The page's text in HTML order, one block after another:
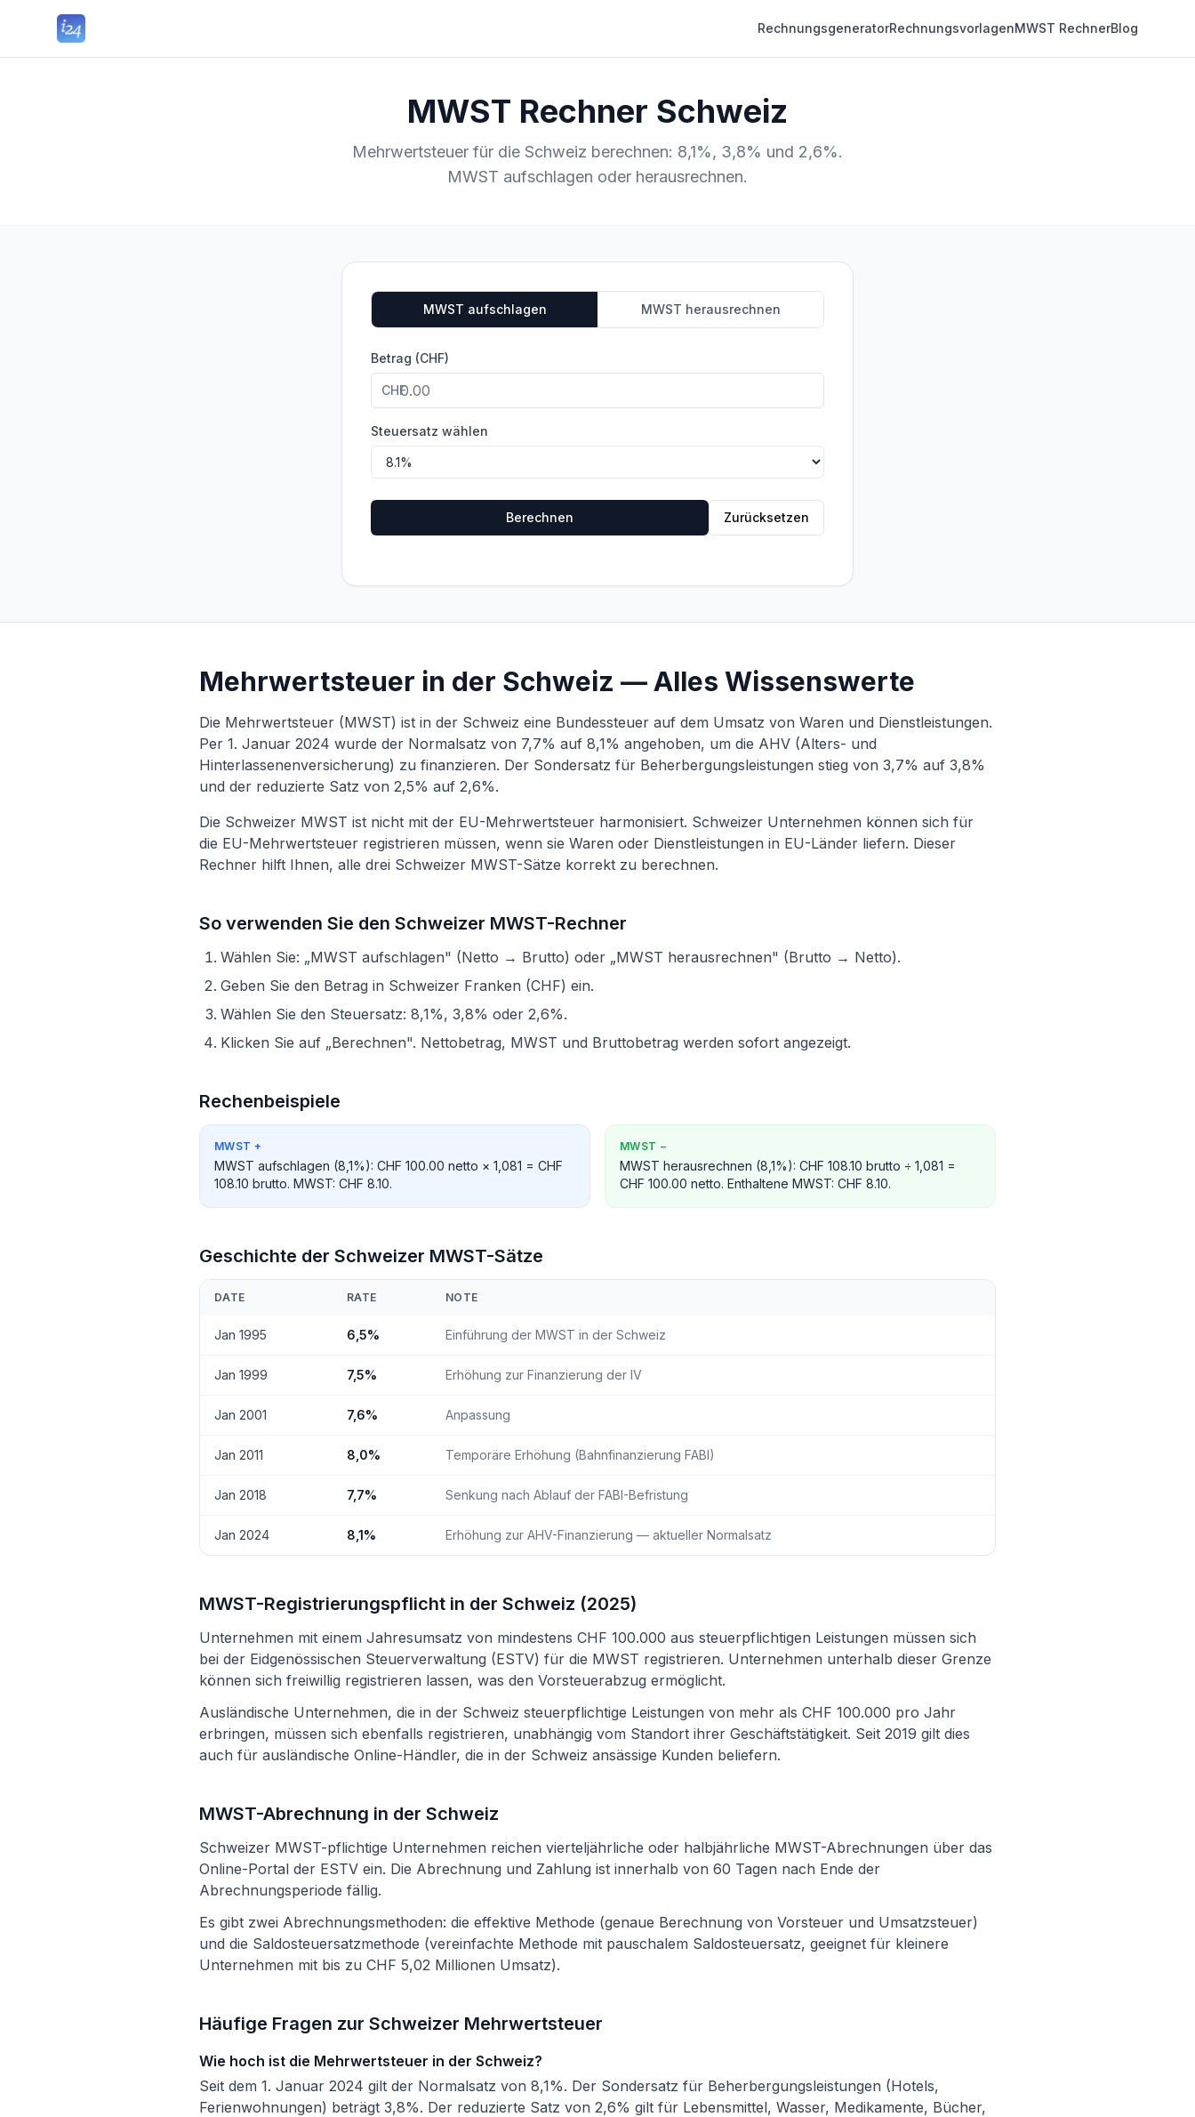
RechnungsgeneratorRechnungsvorlagenMWST RechnerBlog
MWST Rechner Schweiz
Mehrwertsteuer für die Schweiz berechnen: 8,1%, 3,8% und 2,6%.
MWST aufschlagen oder herausrechnen.
MWST aufschlagen MWST herausrechnen
Betrag (CHF)
CHF
Steuersatz wählen
Berechnen Zurücksetzen
Mehrwertsteuer in der Schweiz — Alles Wissenswerte
Die Mehrwertsteuer (MWST) ist in der Schweiz eine Bundessteuer auf dem Umsatz von Waren und Dienstleistungen.
Per 1. Januar 2024 wurde der Normalsatz von 7,7% auf 8,1% angehoben, um die AHV (Alters- und
Hinterlassenenversicherung) zu finanzieren. Der Sondersatz für Beherbergungsleistungen stieg von 3,7% auf 3,8%
und der reduzierte Satz von 2,5% auf 2,6%.
Die Schweizer MWST ist nicht mit der EU-Mehrwertsteuer harmonisiert. Schweizer Unternehmen können sich für
die EU-Mehrwertsteuer registrieren müssen, wenn sie Waren oder Dienstleistungen in EU-Länder liefern. Dieser
Rechner hilft Ihnen, alle drei Schweizer MWST-Sätze korrekt zu berechnen.
So verwenden Sie den Schweizer MWST-Rechner
Wählen Sie: „MWST aufschlagen" (Netto → Brutto) oder „MWST herausrechnen" (Brutto → Netto).
Geben Sie den Betrag in Schweizer Franken (CHF) ein.
Wählen Sie den Steuersatz: 8,1%, 3,8% oder 2,6%.
Klicken Sie auf „Berechnen". Nettobetrag, MWST und Bruttobetrag werden sofort angezeigt.
Rechenbeispiele
MWST +
MWST aufschlagen (8,1%): CHF 100.00 netto × 1,081 = CHF
108.10 brutto. MWST: CHF 8.10.
MWST −
MWST herausrechnen (8,1%): CHF 108.10 brutto ÷ 1,081 =
CHF 100.00 netto. Enthaltene MWST: CHF 8.10.
Geschichte der Schweizer MWST-Sätze
DATE RATE NOTE
Jan 1995 6,5% Einführung der MWST in der Schweiz
Jan 1999 7,5% Erhöhung zur Finanzierung der IV
Jan 2001 7,6% Anpassung
Jan 2011 8,0% Temporäre Erhöhung (Bahnfinanzierung FABI)
Jan 2018 7,7% Senkung nach Ablauf der FABI-Befristung
Jan 2024 8,1% Erhöhung zur AHV-Finanzierung — aktueller Normalsatz
MWST-Registrierungspflicht in der Schweiz (2025)
Unternehmen mit einem Jahresumsatz von mindestens CHF 100.000 aus steuerpflichtigen Leistungen müssen sich
bei der Eidgenössischen Steuerverwaltung (ESTV) für die MWST registrieren. Unternehmen unterhalb dieser Grenze
können sich freiwillig registrieren lassen, was den Vorsteuerabzug ermöglicht.
Ausländische Unternehmen, die in der Schweiz steuerpflichtige Leistungen von mehr als CHF 100.000 pro Jahr
erbringen, müssen sich ebenfalls registrieren, unabhängig vom Standort ihrer Geschäftstätigkeit. Seit 2019 gilt dies
auch für ausländische Online-Händler, die in der Schweiz ansässige Kunden beliefern.
MWST-Abrechnung in der Schweiz
Schweizer MWST-pflichtige Unternehmen reichen vierteljährliche oder halbjährliche MWST-Abrechnungen über das
Online-Portal der ESTV ein. Die Abrechnung und Zahlung ist innerhalb von 60 Tagen nach Ende der
Abrechnungsperiode fällig.
Es gibt zwei Abrechnungsmethoden: die effektive Methode (genaue Berechnung von Vorsteuer und Umsatzsteuer)
und die Saldosteuersatzmethode (vereinfachte Methode mit pauschalem Saldosteuersatz, geeignet für kleinere
Unternehmen mit bis zu CHF 5,02 Millionen Umsatz).
Häufige Fragen zur Schweizer Mehrwertsteuer
Wie hoch ist die Mehrwertsteuer in der Schweiz?
Seit dem 1. Januar 2024 gilt der Normalsatz von 8,1%. Der Sondersatz für Beherbergungsleistungen (Hotels,
Ferienwohnungen) beträgt 3,8%. Der reduzierte Satz von 2,6% gilt für Lebensmittel, Wasser, Medikamente, Bücher,